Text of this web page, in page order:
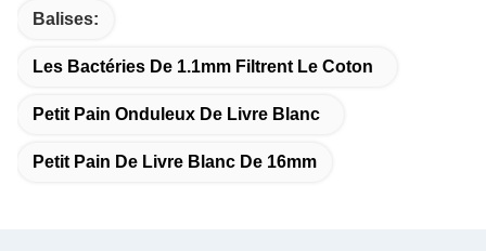
Balises:
Les Bactéries De 1.1mm Filtrent Le Coton
Petit Pain Onduleux De Livre Blanc
Petit Pain De Livre Blanc De 16mm